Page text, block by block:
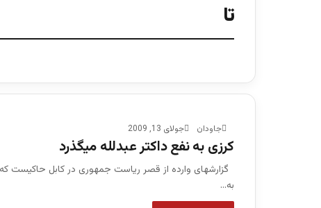
تا
جاودان جولای 13, 2009
كرزی به نفع داکتر عبدلله میگذرد
گزارشهای وارده از قصر ریاست جمهوری در کابل
به…